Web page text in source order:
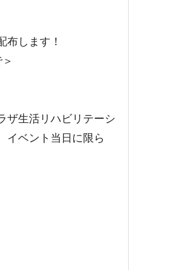
します！
ザ生活リハビリテーシ
イベント当日に限ら